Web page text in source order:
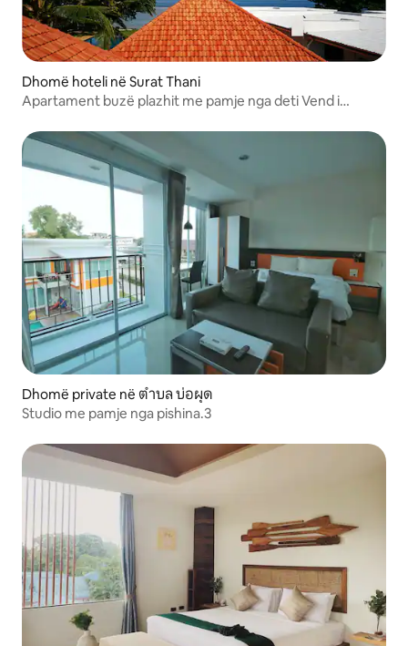
Dhomë hoteli në Surat Thani
Apartament buzë plazhit me pamje nga deti Vend i
Dhomë private në ตำบล บ่อผุด
Studio me pamje nga pishina.3